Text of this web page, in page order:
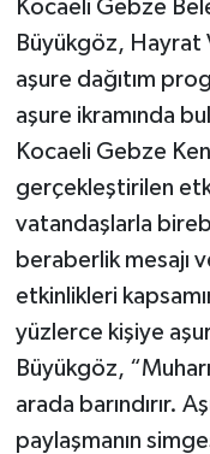
Kocaeli Gebze
Büyükgöz, Hayrat
aşure dağıtım
aşure ikramında
Kocaeli Gebze
gerçekleştirilen
vatandaşlarla
beraberlik mesajı
etkinlikleri
yüzlerce kişiye
Büyükgöz,
arada barındırır.
paylaşmanın